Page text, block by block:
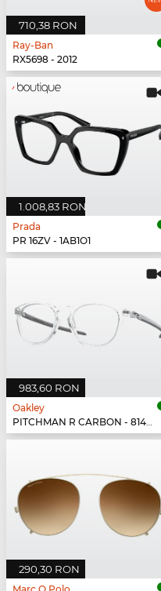
710,38 RON
Ray-Ban
RX5698 - 2012
1.008,83 RON
Prada
PR 16ZV - 1AB1O1
983,60 RON
Oakley
PITCHMAN R CARBON - 814903
290,30 RON